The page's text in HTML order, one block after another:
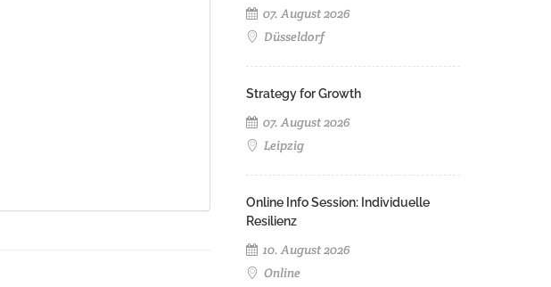
07. August 2026
Düsseldorf
Strategy for Growth
07. August 2026
Leipzig
Online Info Session: Individuelle
Resilienz
10. August 2026
Online